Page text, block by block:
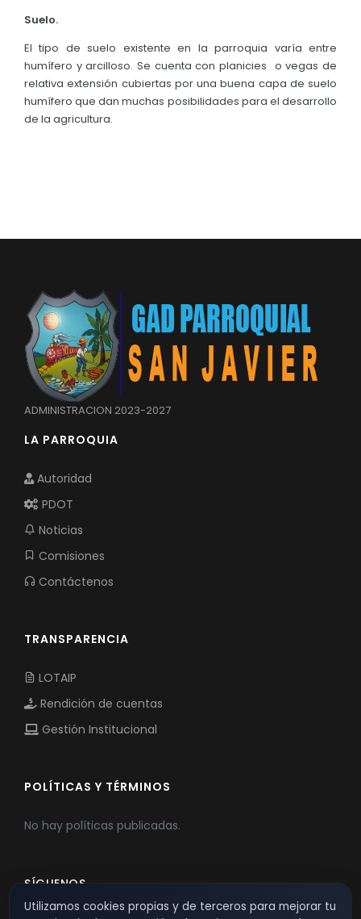
Suelo.
El tipo de suelo existente en la parroquia varía entre
humífero y arcilloso. Se cuenta con planicies o vegas de
relativa extensión cubiertas por una buena capa de suelo
humífero que dan muchas posibilidades para el desarrollo
de la agricultura.
ADMINISTRACION 2023-2027
LA PARROQUIA
Autoridad
PDOT
Noticias
Comisiones
Contáctenos
TRANSPARENCIA
LOTAIP
Rendición de cuentas
Gestión Institucional
POLÍTICAS Y TÉRMINOS
No hay políticas publicadas.
SÍGUENOS
Utilizamos cookies propias y de terceros para mejorar tu